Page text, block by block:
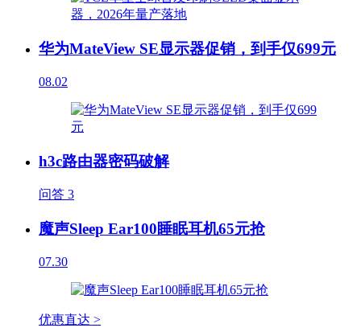
华为MateView SE显示器促销，到手仅699元
08.02
h3c路由器密码破解
问答 3
魔声Sleep Ear100睡眠耳机65元抢
07.30
优惠直达 >